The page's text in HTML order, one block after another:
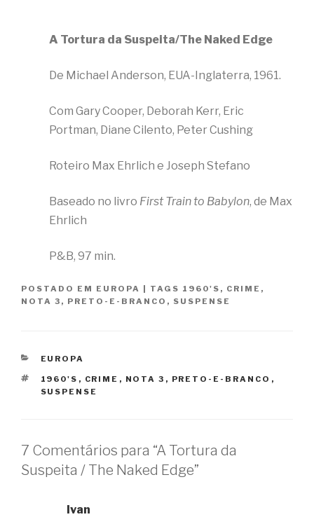
A Tortura da Suspeita/The Naked Edge
De Michael Anderson, EUA-Inglaterra, 1961.
Com Gary Cooper, Deborah Kerr, Eric
Portman, Diane Cilento, Peter Cushing
Roteiro Max Ehrlich e Joseph Stefano
Baseado no livro First Train to Babylon, de Max
Ehrlich
P&B, 97 min.
POSTADO EM EUROPA | TAGS 1960'S , CRIME ,
NOTA 3 , PRETO-E-BRANCO , SUSPENSE
CATEGORIAS
EUROPA
TAGS
1960'S , CRIME , NOTA 3 , PRETO-E-BRANCO ,
SUSPENSE
7 Comentários para “A Tortura da
Suspeita / The Naked Edge”
Ivan